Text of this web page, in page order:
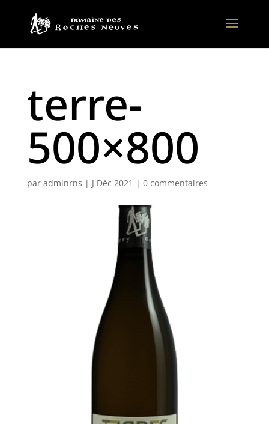
terre-
500×800
par adminrns | J Déc 2021 | 0 commentaires